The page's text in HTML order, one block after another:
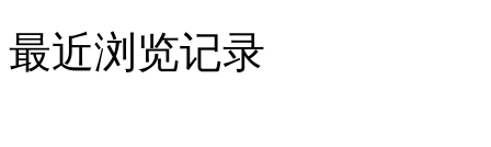
最近浏览记录